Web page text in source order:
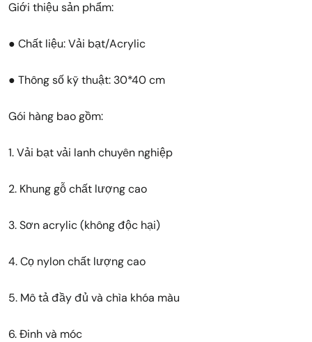
Giới thiệu sản phẩm:
● Chất liệu: Vải bạt/Acrylic
● Thông số kỹ thuật: 30*40 cm
Gói hàng bao gồm:
1. Vải bạt vải lanh chuyên nghiệp
2. Khung gỗ chất lượng cao
3. Sơn acrylic (không độc hại)
4. Cọ nylon chất lượng cao
5. Mô tả đầy đủ và chìa khóa màu
6. Đinh và móc